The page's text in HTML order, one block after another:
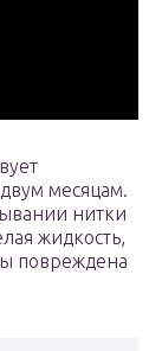
месяцам.
нитки
жидкость,
повреждена